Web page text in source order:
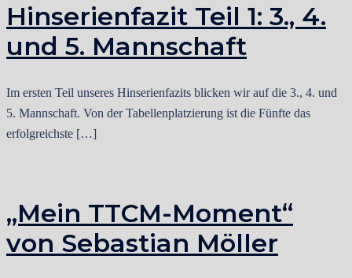
Hinserienfazit Teil 1: 3., 4.
und 5. Mannschaft
Im ersten Teil unseres Hinserienfazits blicken wir auf die 3., 4. und
5. Mannschaft. Von der Tabellenplatzierung ist die Fünfte das
erfolgreichste […]
„Mein TTCM-Moment“
von Sebastian Möller